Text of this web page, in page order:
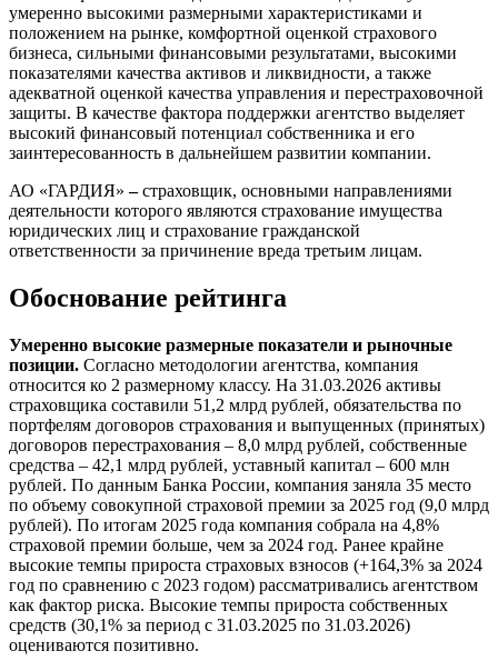
умеренно высокими размерными характеристиками и
положением на рынке, комфортной оценкой страхового
бизнеса, сильными финансовыми результатами, высокими
показателями качества активов и ликвидности, а также
адекватной оценкой качества управления и перестраховочной
защиты. В качестве фактора поддержки агентство выделяет
высокий финансовый потенциал собственника и его
заинтересованность в дальнейшем развитии компании.
АО «ГАРДИЯ»–страховщик, основными направлениями
деятельности которого являются страхование имущества
юридических лиц и страхование гражданской
ответственности за причинение вреда третьим лицам.
Обоснование рейтинга
Умеренно высокие размерные показатели и рыночные
позиции. Согласно методологии агентства, компания
относится ко 2 размерному классу. На 31.03.2026 активы
страховщика составили 51,2 млрд рублей, обязательства по
портфелям договоров страхования и выпущенных (принятых)
договоров перестрахования – 8,0 млрд рублей, собственные
средства – 42,1 млрд рублей, уставный капитал – 600 млн
рублей. По данным Банка России, компания заняла 35 место
по объему совокупной страховой премии за 2025 год (9,0 млрд
рублей). По итогам 2025 года компания собрала на 4,8%
страховой премии больше, чем за 2024 год. Ранее крайне
высокие темпы прироста страховых взносов (+164,3% за 2024
год по сравнению с 2023 годом) рассматривались агентством
как фактор риска. Высокие темпы прироста собственных
средств (30,1% за период с 31.03.2025 по 31.03.2026)
оцениваются позитивно.